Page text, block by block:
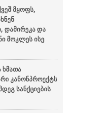
მყოფს,
დამირეკა და
მოკლეს ისე
ხმათა
კანონპროექტს
სანქციების